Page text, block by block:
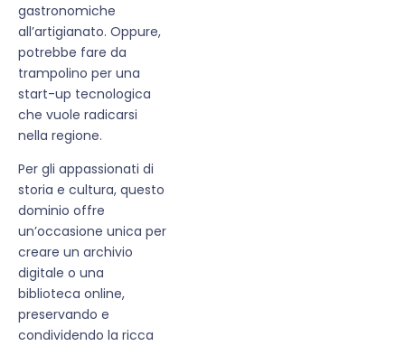
gastronomiche
all’artigianato. Oppure,
potrebbe fare da
trampolino per una
start-up tecnologica
che vuole radicarsi
nella regione.
Per gli appassionati di
storia e cultura, questo
dominio offre
un’occasione unica per
creare un archivio
digitale o una
biblioteca online,
preservando e
condividendo la ricca